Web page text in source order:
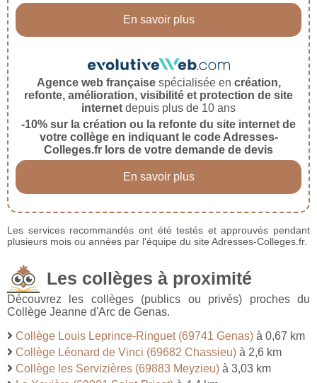
En savoir plus
Agence web françaisespécialisée en création,
refonte, amélioration, visibilité et protection de site
internet depuis plus de 10 ans
-10% sur la création ou la refonte du site internet de
votre collège en indiquant le code Adresses-
Colleges.fr lors de votre demande de devis
En savoir plus
Les services recommandés ont été testés et approuvés pendant
plusieurs mois ou années par l'équipe du site Adresses-Colleges.fr.
Les collèges à proximité
Découvrez les collèges (publics ou privés) proches du
Collège Jeanne d'Arc de Genas.
Collège Louis Leprince-Ringuet (69741 Genas) à 0,67 km
Collège Léonard de Vinci (69682 Chassieu) à 2,6 km
Collège les Servizières (69883 Meyzieu) à 3,03 km